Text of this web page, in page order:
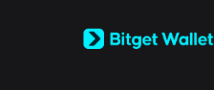
Español (Latinoamérica)